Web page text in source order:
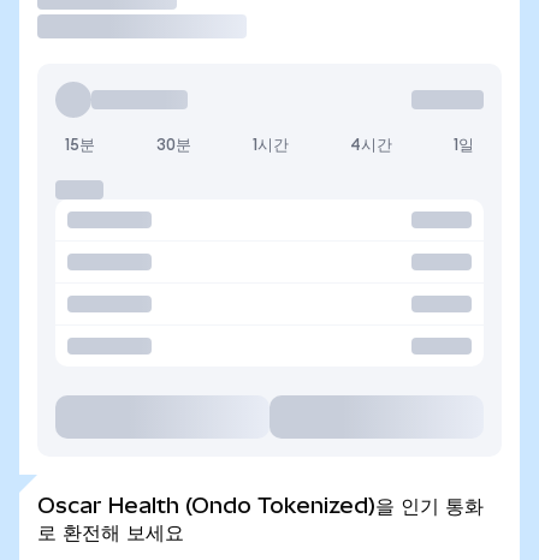
15분 30분 1시간 4시간 1일
Oscar Health (Ondo Tokenized)을 인기 통화
로 환전해 보세요